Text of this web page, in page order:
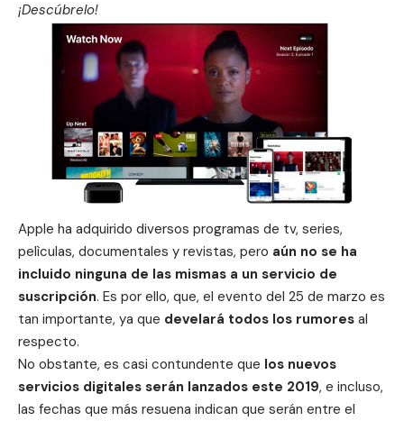
¡Descúbrelo!
Apple ha adquirido diversos programas de tv, series,
pelìculas, documentales y revistas, pero aún no se ha
incluido ninguna de las mismas a un servicio de
suscripción. Es por ello, que, el evento del 25 de marzo es
tan importante, ya que develará todos los rumores al
respecto.
No obstante, es casi contundente que los nuevos
servicios digitales serán lanzados este 2019, e incluso,
las fechas que más resuena indican que serán entre el